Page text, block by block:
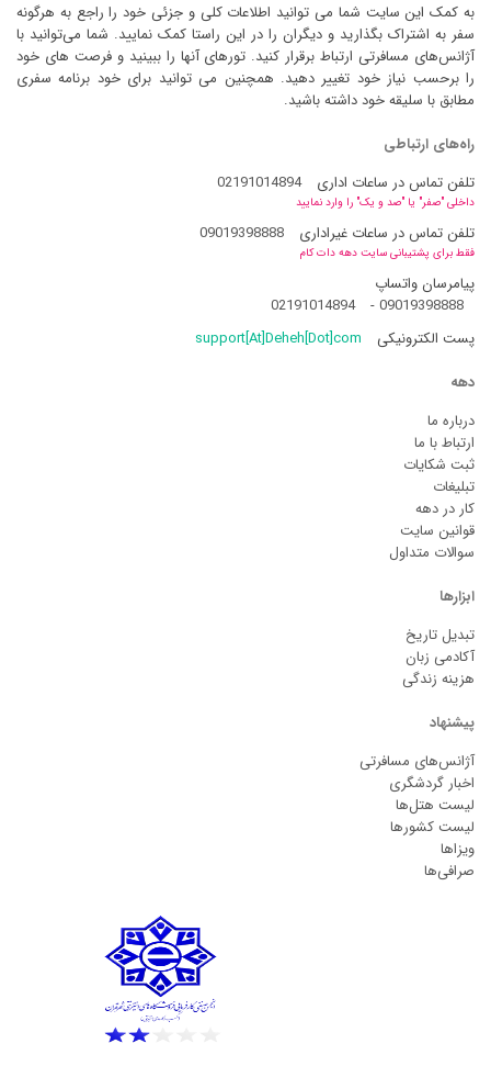
به کمک این سایت شما می توانید اطلاعات کلی و جزئی خود را راجع به هرگونه
سفر به اشتراک بگذارید و دیگران را در این راستا کمک نمایید. شما می‌توانید با
آژانس‌های مسافرتی ارتباط برقرار کنید. تورهای آنها را ببینید و فرصت های خود
را برحسب نیاز خود تغییر دهید. همچنین می توانید برای خود برنامه سفری
مطابق با سلیقه خود داشته باشید.
راه‌های ارتباطی
تلفن تماس در ساعات اداری
02191014894
داخلی "صفر" یا "صد و یک" را وارد نمایید
تلفن تماس در ساعات غیراداری 09019398888
فقط برای پشتیبانی سایت دهه دات کام
پیامرسان واتساپ
09019398888
-
02191014894
پست الکترونیکی
support[At]Deheh[Dot]com
دهه
درباره ما
ارتباط با ما
ثبت شکایات
تبلیغات
کار در دهه
قوانین سایت
سوالات متداول
ابزارها
تبدیل تاریخ
آکادمی زبان
هزینه زندگی
پیشنهاد
آژانس‌های مسافرتی
اخبار گردشگری
لیست هتل‌ها
لیست کشورها
ویزاها
صرافی‌ها